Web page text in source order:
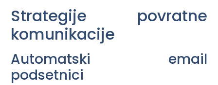
Strategije povratne
komunikacije
Automatski email
podsetnici